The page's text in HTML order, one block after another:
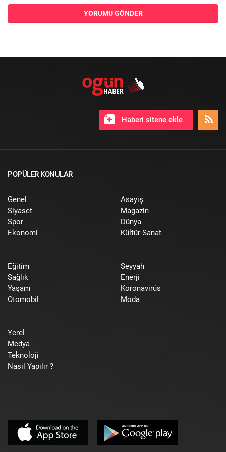
YORUMU GÖNDER
Haberi sitene ekle
POPÜLER KONULAR
Genel
Siyaset
Spor
Ekonomi
Asayiş
Magazin
Dünya
Kültür-Sanat
Eğitim
Sağlık
Yaşam
Otomobil
Seyyah
Enerji
Koronavirüs
Moda
Yerel
Medya
Teknoloji
Nasıl Yapılır ?